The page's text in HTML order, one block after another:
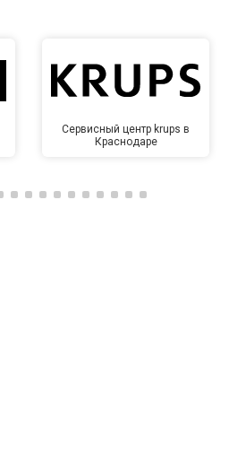
Сервисный центр krups в
Краснодаре